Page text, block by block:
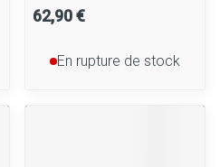
62,90 €
En rupture de stock